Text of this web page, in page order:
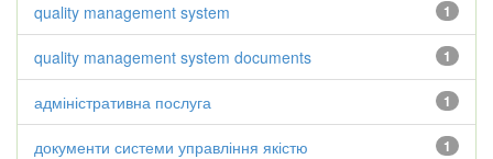
1
quality management system
1
quality management system documents
1
адміністративна послуга
1
документи системи управління якістю